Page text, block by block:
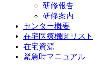
研修報告
研修案内
センター概要
在宅医療機関リスト
在宅資源
緊急時マニュアル